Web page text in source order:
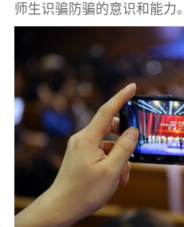
师生识骗防骗的意识和能力。